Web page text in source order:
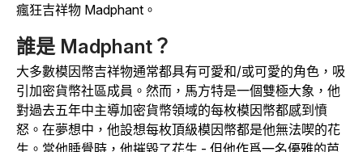
瘋狂吉祥物 Madphant。
誰是 Madphant？
大多數模因幣吉祥物通常都具有可愛和/或可愛的角色，吸
引加密貨幣社區成員。然而，馬方特是一個雙極大象，他
對過去五年中主導加密貨幣領域的每枚模因幣都感到憤
怒。在夢想中，他設想每枚頂級模因幣都是他無法喫的花